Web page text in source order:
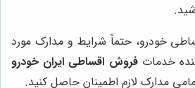
خودرو، حتماً شرایط و مدارک مورد
خدماتفروش اقساطی ایران خودرو
مدارک لازم اطمینان حاصل کنید.